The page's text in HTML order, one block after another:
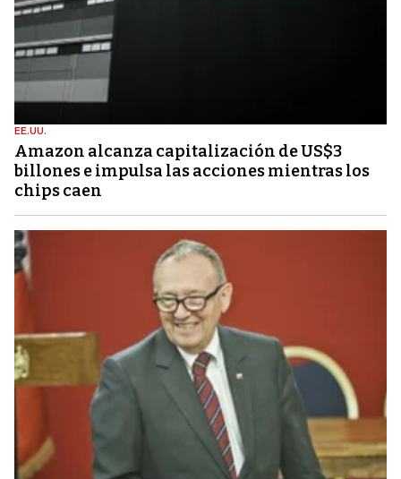
EE.UU.
Amazon alcanza capitalización de US$3
billones e impulsa las acciones mientras los
chips caen